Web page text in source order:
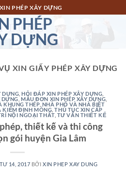
PHÉP XÂY DỰNG
PHÉP
DỰNG
XIN GIẤY PHÉP XÂY DỰNG
DỰNG ,HỎI ĐÁP XIN PHÉP XÂY DỰNG
DỰNG,MẪU ĐƠN XIN PHÉP XÂY DỰNG
KHUNG THÉP, NHÀ PHỐ VÀ NHÀ BIỆT
KIỂM ĐỊNH MÓNG ,THỦ TỤC XIN CẤP
NỘI NGOẠI THẤT, TƯ VẤN THIẾT KẾ
thiết kế và thi công
gói huyện Gia Lâm
14, 2017 BỞIXIN PHEP XAY DUNG